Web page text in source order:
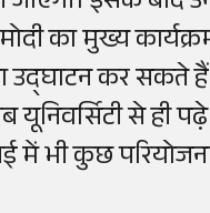
का मुख्य
उद्घाटन कर सकते
यूनिवर्सिटी से ही
में भी कुछ